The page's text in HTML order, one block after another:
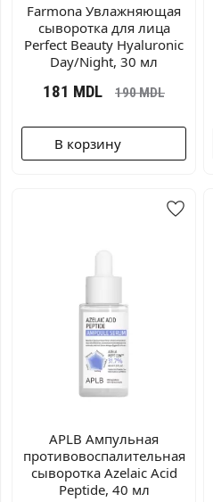
Farmona Увлажняющая
сыворотка для лица
Perfect Beauty Hyaluronic
Day/Night, 30 мл
181 MDL 190MDL
В корзину
APLB Ампульная
противовоспалительная
сыворотка Azelaic Acid
Peptide, 40 мл